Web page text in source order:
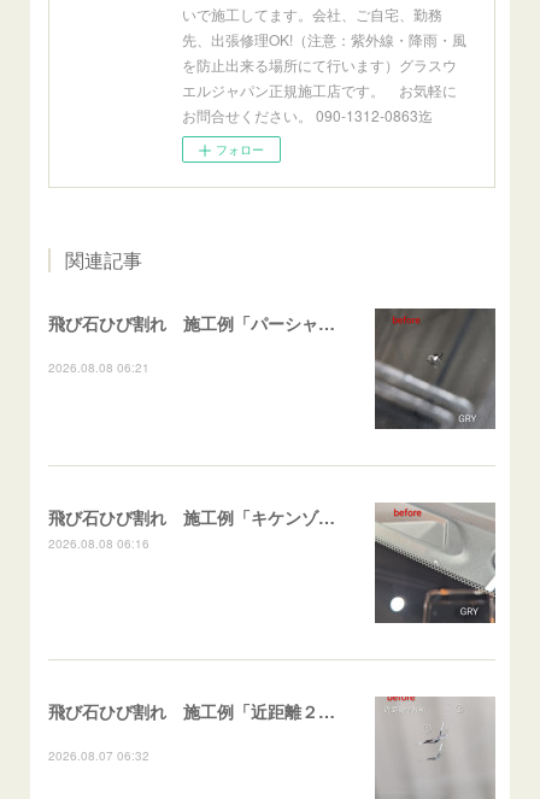
いで施工してます。会社、ご自宅、勤務
先、出張修理OK!（注意：紫外線・降雨・風
を防止出来る場所にて行います）グラスウ
エルジャパン正規施工店です。 お気軽に
お問合せください。 090-1312-0863迄
フォロー
関連記事
飛び石ひび割れ 施工例「パーシャル系・衝撃点範囲ハマカケ」エスティマ
2026.08.08 06:21
飛び石ひび割れ 施工例「キケンゾーン範囲・ストレートブレイク」フェアレディＺ
2026.08.08 06:16
飛び石ひび割れ 施工例「近距離２箇所・パーシャル系+ストレート系」CX-8
2026.08.07 06:32